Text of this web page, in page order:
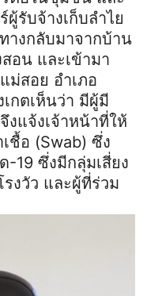
รับจ้างเก็บลำไย
างกลับมาจากบ้าน
อน และเข้ามา
ม่สอย อำเภอ
กตเห็นว่า มีผู้มี
แจ้งเจ้าหน้าที่ให้
ชื้อ (Swab) ซึ่ง
-19 ซึ่งมีกลุ่มเสี่ยง
งวัว และผู้ที่ร่วม